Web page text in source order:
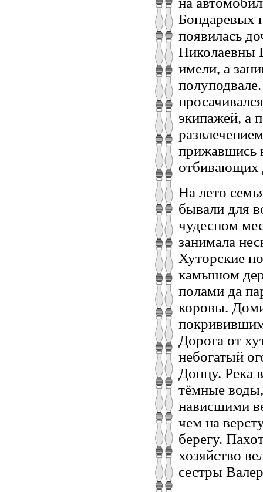
Бондаревых
появилась
Николаевны
имели, а
экипажей, а
прижавшись
отбивающих
На лето
бывали для
чудесном
занимала
Хуторские
камышом
полами да
коровы.
Дорога от
небогатый
Донцу. Река
тёмные воды,
нависшими
чем на
берегу.
хозяйство
сестры